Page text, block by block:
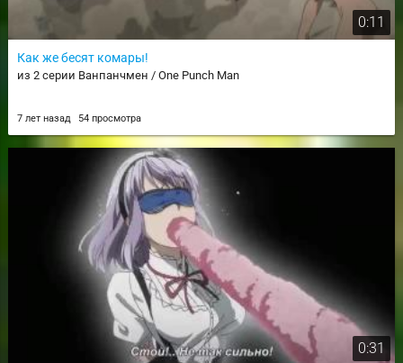
0:11
Как же бесят комары!
из 2 серии Ванпанчмен / One Punch Man
7 лет назад 54 просмотра
0:31